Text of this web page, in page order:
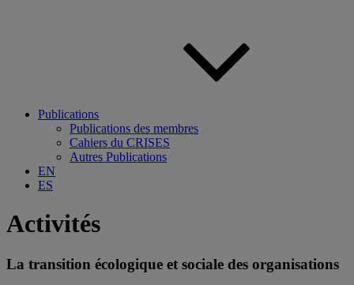
Publications
Publications des membres
Cahiers du CRISES
Autres Publications
EN
ES
Activités
La transition écologique et sociale des organisations